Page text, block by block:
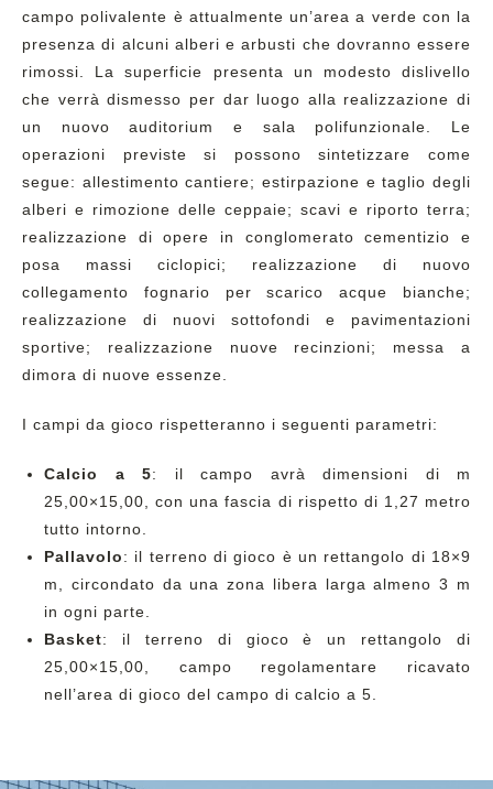
campo polivalente è attualmente un’area a verde con la
presenza di alcuni alberi e arbusti che dovranno essere
rimossi. La superficie presenta un modesto dislivello
che verrà dismesso per dar luogo alla realizzazione di
un nuovo auditorium e sala polifunzionale. Le
operazioni previste si possono sintetizzare come
segue: allestimento cantiere; estirpazione e taglio degli
alberi e rimozione delle ceppaie; scavi e riporto terra;
realizzazione di opere in conglomerato cementizio e
posa massi ciclopici; realizzazione di nuovo
collegamento fognario per scarico acque bianche;
realizzazione di nuovi sottofondi e pavimentazioni
sportive; realizzazione nuove recinzioni; messa a
dimora di nuove essenze.
I campi da gioco rispetteranno i seguenti parametri:
Calcio a 5: il campo avrà dimensioni di m
25,00×15,00, con una fascia di rispetto di 1,27 metro
tutto intorno.
Pallavolo: il terreno di gioco è un rettangolo di 18×9
m, circondato da una zona libera larga almeno 3 m
in ogni parte.
Basket: il terreno di gioco è un rettangolo di
25,00×15,00, campo regolamentare ricavato
nell’area di gioco del campo di calcio a 5.